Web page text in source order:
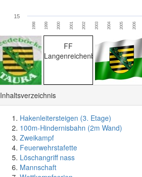
1998 1999 2000 2001 2002 2003 2004 2005 2006
15
FF
Langenreichenbach
Inhaltsverzeichnis
Hakenleitersteigen (3. Etage)
100m-Hindernisbahn (2m Wand)
Zweikampf
Feuerwehrstafette
Löschangriff nass
Mannschaft